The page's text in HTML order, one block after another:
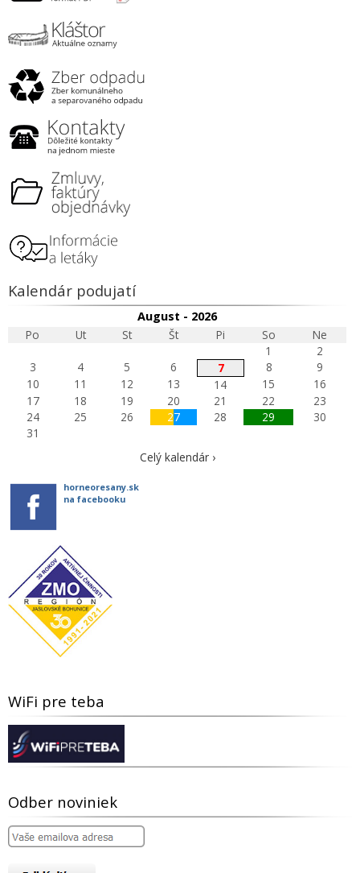
Kalendár podujatí
August - 2026
Po
Ut St Št Pi So
Ne
1
2
3
4 5 6 7 8
9
10
11 12 13 14 15
16
17
18 19 20 21 22
23
24
25 26 27 28 29
30
31
Celý kalendár ›
horneoresany.sk
na facebooku
WiFi pre teba
Odber noviniek